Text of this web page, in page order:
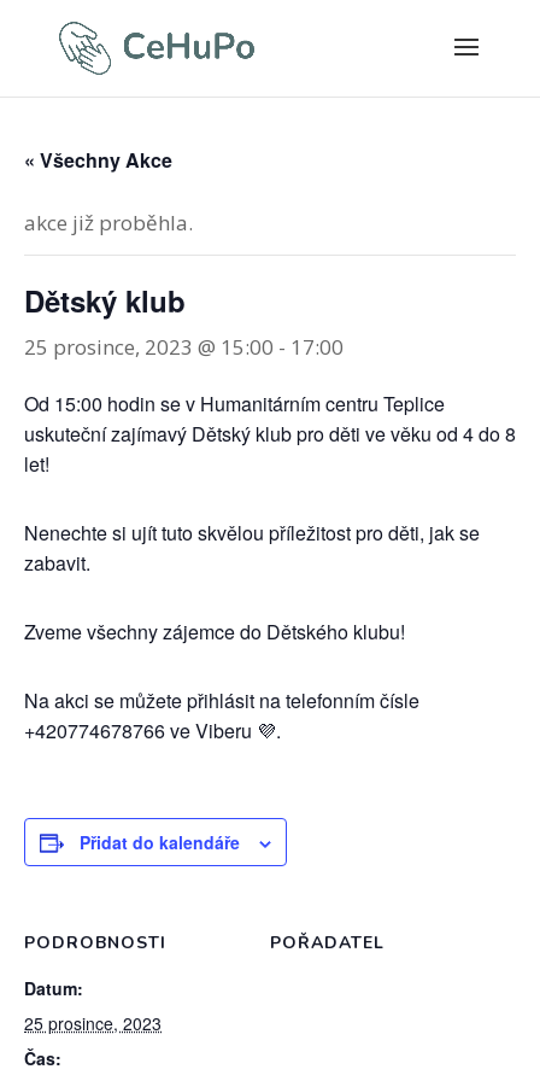
« Všechny Akce
akce již proběhla.
Dětský klub
25 prosince, 2023 @ 15:00 - 17:00
Od 15:00 hodin se v Humanitárním centru Teplice
uskuteční zajímavý Dětský klub pro děti ve věku od 4 do 8
let!
Nenechte si ujít tuto skvělou příležitost pro děti, jak se
zabavit.
Zveme všechny zájemce do Dětského klubu!
Na akci se můžete přihlásit na telefonním čísle
+420774678766 ve Viberu 💜.
Přidat do kalendáře
PODROBNOSTI
Datum:
25 prosince, 2023
Čas:
POŘADATEL